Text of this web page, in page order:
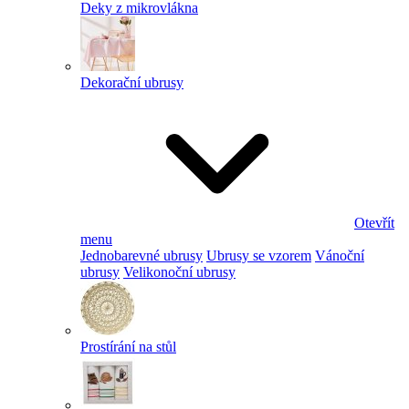
Deky z mikrovlákna
Dekorační ubrusy
Otevřít
menu
Jednobarevné ubrusy Ubrusy se vzorem Vánoční
ubrusy Velikonoční ubrusy
Prostírání na stůl